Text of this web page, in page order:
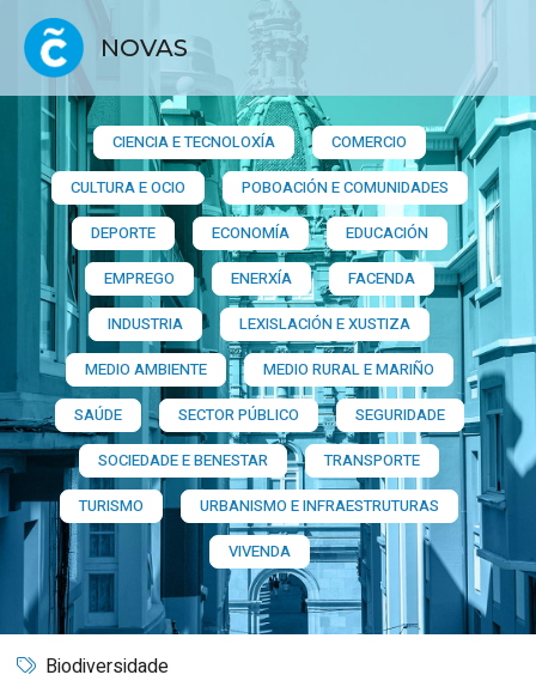
NOVAS
CIENCIA E TECNOLOXÍA
COMERCIO
CULTURA E OCIO
POBOACIÓN E COMUNIDADES
DEPORTE
ECONOMÍA
EDUCACIÓN
EMPREGO
ENERXÍA
FACENDA
INDUSTRIA
LEXISLACIÓN E XUSTIZA
MEDIO AMBIENTE
MEDIO RURAL E MARIÑO
SAÚDE
SECTOR PÚBLICO
SEGURIDADE
SOCIEDADE E BENESTAR
TRANSPORTE
TURISMO
URBANISMO E INFRAESTRUTURAS
VIVENDA
Biodiversidade